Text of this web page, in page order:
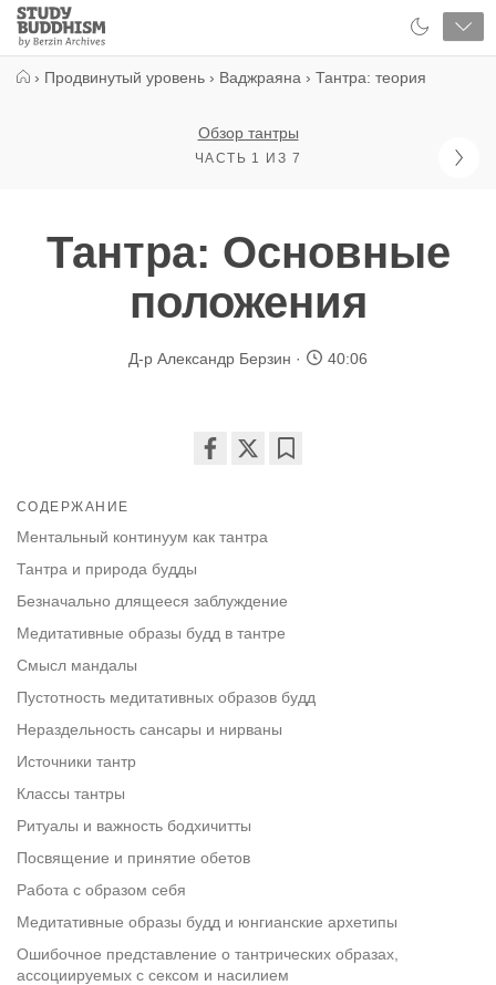
Close
Study
Buddhism
› Продвинутый уровень › Ваджраяна › Тантра: теория
Обзор тантры
ЧАСТЬ 1 ИЗ 7
Тантра: Основные
положения
Д-р Александр Берзин 40:06
СОДЕРЖАНИЕ
Ментальный континуум как тантра
Тантра и природа будды
Безначально длящееся заблуждение
Медитативные образы будд в тантре
Смысл мандалы
Пустотность медитативных образов будд
Нераздельность сансары и нирваны
Источники тантр
Классы тантры
Ритуалы и важность бодхичитты
Посвящение и принятие обетов
Работа с образом себя
Медитативные образы будд и юнгианские архетипы
Ошибочное представление о тантрических образах,
ассоциируемых с сексом и насилием